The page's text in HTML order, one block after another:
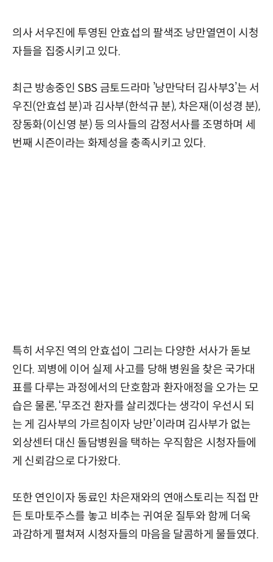
의사 서우진에 투영된 안효섭의 팔색조 낭만열연이 시청
자들을 집중시키고 있다.
최근 방송중인 SBS 금토드라마 ’낭만닥터 김사부3’는 서
우진(안효섭 분)과 김사부(한석규 분), 차은재(이성경 분),
장동화(이신영 분) 등 의사들의 감정서사를 조명하며 세
번째 시즌이라는 화제성을 충족시키고 있다.
특히 서우진 역의 안효섭이 그리는 다양한 서사가 돋보
인다. 꾀병에 이어 실제 사고를 당해 병원을 찾은 국가대
표를 다루는 과정에서의 단호함과 환자애정을 오가는 모
습은 물론, ‘무조건 환자를 살리겠다는 생각이 우선시 되
는 게 김사부의 가르침이자 낭만’이라며 김사부가 없는
외상센터 대신 돌담병원을 택하는 우직함은 시청자들에
게 신뢰감으로 다가왔다.
또한 연인이자 동료인 차은재와의 연애스토리는 직접 만
든 토마토주스를 놓고 비추는 귀여운 질투와 함께 더욱
과감하게 펼쳐져 시청자들의 마음을 달콤하게 물들였다.